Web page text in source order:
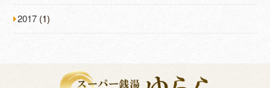
2017 (1)